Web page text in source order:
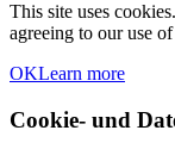
This site uses
agreeing to our use
OKLearn more
Cookie- und